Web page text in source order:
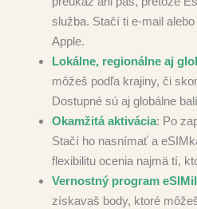
služba. Stačí ti e‑mail
Apple.
Lokálne, regionálne aj
môžeš podľa krajiny, či
Dostupné sú aj globálne
Okamžitá aktivácia: Po
Stačí ho nasnímať a
flexibilitu ocenia najmä tí,
Vernostný program
získavaš body, ktoré